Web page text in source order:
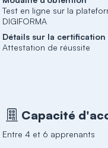
Test en ligne sur la
DIGIFORMA
Détails sur la certification
Attestation de réussite
Capacité
Entre 4 et 6 apprenants